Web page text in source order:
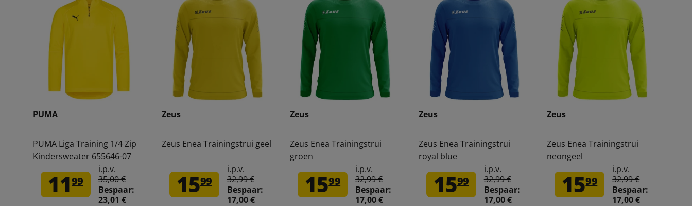
PUMA
PUMA Liga Training 1/4 Zip
Kindersweater 655646-07
1199
i.p.v.
35,00 €
Bespaar:
23,01 €
Zeus
Zeus Enea Trainingstrui geel
1599
i.p.v.
32,99 €
Bespaar:
17,00 €
Zeus
Zeus Enea Trainingstrui
groen
1599
i.p.v.
32,99 €
Bespaar:
17,00 €
Zeus
Zeus Enea Trainingstrui
royal blue
1599
i.p.v.
32,99 €
Bespaar:
17,00 €
Zeus
Zeus Enea Trainingstrui
neongeel
1599
i.p.v.
32,99 €
Bespaar:
17,00 €